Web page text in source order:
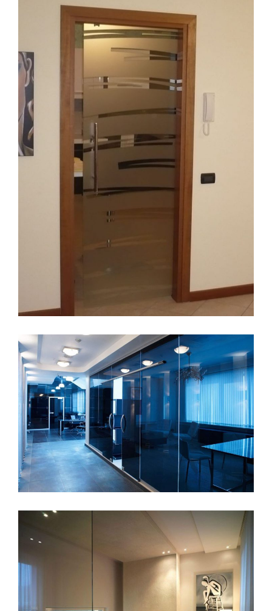
HOME
PO.LO GLASS VETRERIA DI BRESCIA
PARCO MACCHINE
CERTIFICAZIONI
SEI UN’AZIENDA?